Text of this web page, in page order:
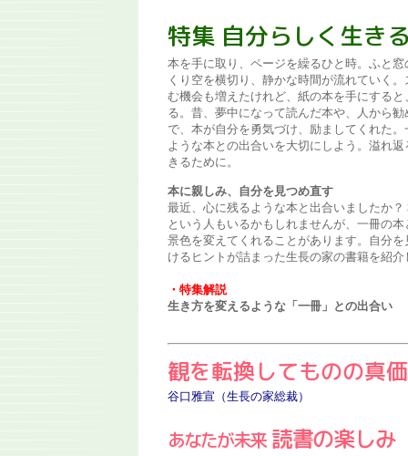
特集 自分らしく生き
本を手に取り、ページを繰るひと時。ふと
くり空を横切り、静かな時間が流れていく
む機会も増えたけれど、紙の本を手にする
る。昔、夢中になって読んだ本や、人から
で、本が自分を勇気づけ、励ましてくれた
ような本との出合いを大切にしよう。溢れ
きるために。
本に親しみ、自分を見つめ直す
最近、心に残るような本と出合いましたか
という人もいるかもしれませんが、一冊の
景色を変えてくれることがあります。自分
けるヒントが詰まった生長の家の書籍を紹介
・特集解説
生き方を変えるような「一冊」との出合い
観を転換してものの真
谷口雅宣（生長の家総裁）
あなたが未来読書の楽しみ